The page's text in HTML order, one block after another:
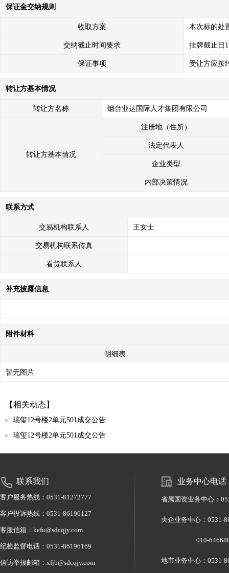
保证金交纳规则
收取方案 本次标的处
交纳截止时间要求 挂牌截止日
保证事项 受让方应按
转让方基本情况
转让方名称 烟台业达国际人才集团有限公司
转让方基本情况
注册地（住所）
法定代表人
企业类型
内部决策情况
联系方式
交易机构联系人 王女士
交易机构联系传真
看货联系人
补充披露信息
附件材料
明细表
暂无图片
【相关动态】
瑞玺12号楼2单元501成交公告
瑞玺12号楼2单元501成交公告
联系我们
客户服务热线：0531-81272777
客户投诉热线：0531-86196127
客服信箱：kefu@sdcqjy.com
纪检监督电话：0531-86196169
信访举报邮箱：xfjb@sdcqjy.com
业务中心电话
省属国资业务中心：
央企业务中心：
010-64668860
地市业务中心：0531-